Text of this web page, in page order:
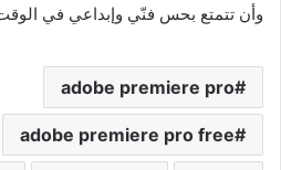
وأن تتمتع بحس فنّي وإبداعي في
adobe premiere pro
adobe premiere pro free